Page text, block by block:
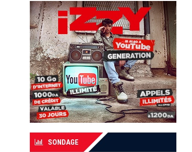
SONDAGE